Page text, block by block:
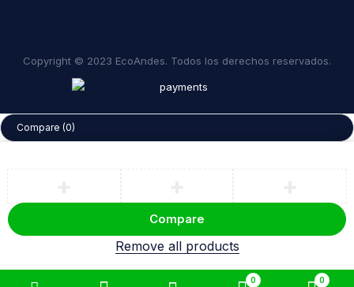
Copyright © 2023 EcoAndes. Todos los derechos reservados.
0 0
Compare (0)
Compare
Remove all products